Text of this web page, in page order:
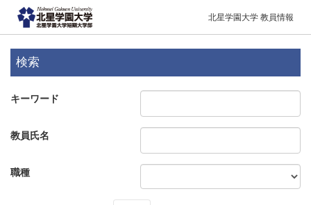
北星学園大学 教員情報
検索
キーワード
教員氏名
職種